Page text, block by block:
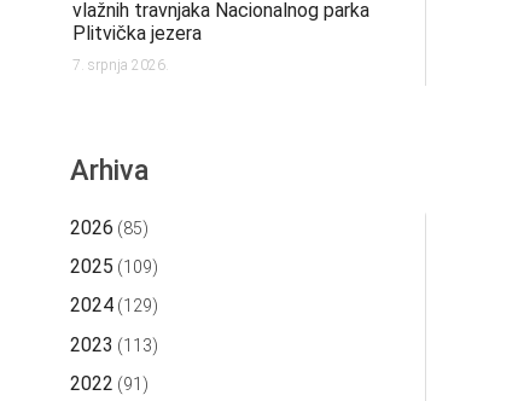
vlažnih travnjaka Nacionalnog parka
Plitvička jezera
7. srpnja 2026.
Arhiva
2026 (85)
2025 (109)
2024 (129)
2023 (113)
2022 (91)